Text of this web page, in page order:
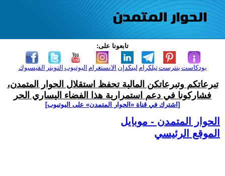
تابعونا على:
الفيسبوك التويتر اليوتيوب الانستغرام لينكدإن تيلكرامبنترست بودكاست
تبرعاتكم وتبرعاتكن المالية تحفظ استقلال الحوار المتمدن،
فشاركونا في دعم استمرارية هذا الفضاء اليساري الحر
[اشترك في قناة ‫«الحوار المتمدن» على اليوتيوب]
الحوار المتمدن - موبايل
الموقع الرئيسي